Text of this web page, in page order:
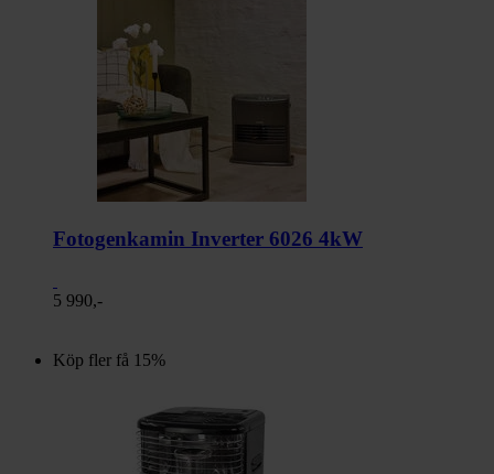
Fotogenkamin Inverter 6026 4kW
5 990,-
Köp fler få 15%